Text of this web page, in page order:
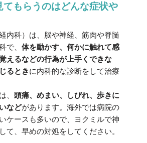
てもらうのはどんな症状や
内科）は、脳や神経、筋肉や脊髄
で、 体を動かす、何かに触れて感
えるなどの行為が上手くできな
るときに内科的な診断をして治療
、 頭痛、めまい、しびれ、歩きに
などがあります。海外では病院の
ケースも多いので、ヨクミルで神
て、早めの対処をしてください。